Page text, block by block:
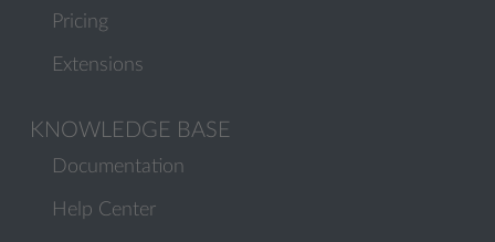
Pricing
Extensions
KNOWLEDGE BASE
Documentation
Help Center